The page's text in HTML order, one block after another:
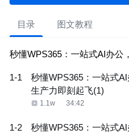
目录 图文教程
秒懂WPS365：一站式AI办公
1-1
秒懂WPS365：一站式AI
生产力即刻起飞(1)
1.1w 34:42
1-2
秒懂WPS365：一站式AI